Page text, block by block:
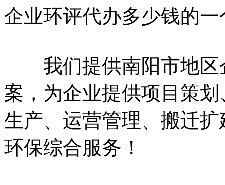
企业环评代办多少钱的
我们提供南阳市地区
案，为企业提供项目策
生产、运营管理、搬迁
环保综合服务！